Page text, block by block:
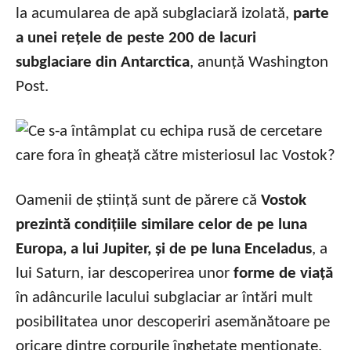
la acumularea de apă subglaciară izolată, parte
a unei rețele de peste 200 de lacuri
subglaciare din Antarctica, anunță Washington
Post.
Oamenii de știință sunt de părere că Vostok
prezintă condițiile similare celor de pe luna
Europa, a lui Jupiter, și de pe luna Enceladus, a
lui Saturn, iar descoperirea unor forme de viață
în adâncurile lacului subglaciar ar întări mult
posibilitatea unor descoperiri asemănătoare pe
oricare dintre corpurile înghețate menționate.